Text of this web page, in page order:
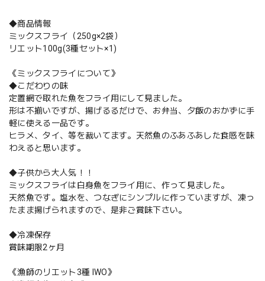
◆商品情報
ミックスフライ（250g×2袋）
リエット100g(3種セット×1)
《ミックスフライについて》
◆こだわりの味
定置網で取れた魚をフライ用にして見ました。
形は不揃いですが、揚げるるだけで、お弁当、夕飯のおかずに手
軽に使える一品です。
ヒラメ、タイ、等を裁いてます。天然魚のふあふあした食感を味
わえると思います。
◆子供から大人気！！
ミックスフライは白身魚をフライ用に、作って見ました。
天然魚です。塩水を、つなぎにシンプルに作っていますが、凍っ
たまま揚げられますので、是非ご賞味下さい。
◆冷凍保存
賞味期限2ヶ月
《漁師のリエット3種 IWO》